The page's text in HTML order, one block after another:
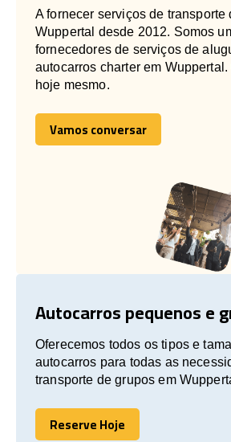
A fornecer serviços de transporte
Wuppertal desde 2012. Somos
fornecedores de serviços de
autocarros charter em
hoje mesmo.
Vamos conversar
Vamos conversar
Autocarros pequenos e
Oferecemos todos os tipos e
autocarros para todas as
transporte de grupos em
Reserve Hoje